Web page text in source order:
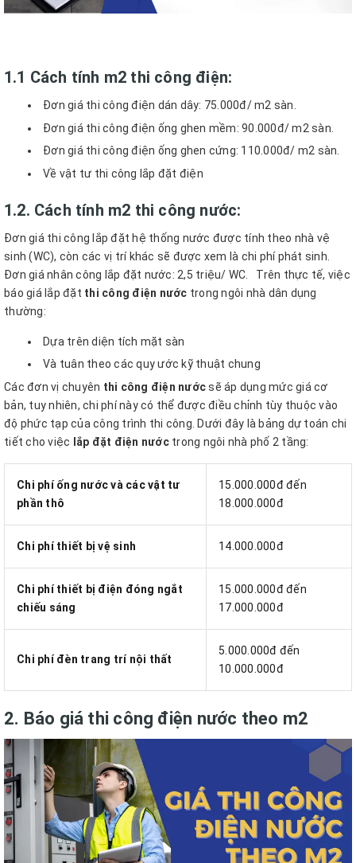
1.1 Cách tính m2 thi công điện:
Đơn giá thi công điện dán dây: 75.000đ/ m2 sàn.
Đơn giá thi công điện ống ghen mềm: 90.000đ/ m2 sàn.
Đơn giá thi công điện ống ghen cứng: 110.000đ/ m2 sàn.
Về vật tư thi công lắp đặt điện
1.2. Cách tính m2 thi công nước:
Đơn giá thi công lắp đặt hệ thống nước được tính theo nhà vệ
sinh (WC), còn các vị trí khác sẽ được xem là chi phí phát sinh.
Đơn giá nhân công lắp đặt nước: 2,5 triệu/ WC. Trên thực tế, việc
báo giá lắp đặt thi công điện nước trong ngôi nhà dân dụng
thường:
Dựa trên diện tích mặt sàn
Và tuân theo các quy ước kỹ thuật chung
Các đơn vị chuyên thi công điện nướcsẽ áp dụng mức giá cơ
bản, tuy nhiên, chi phí này có thể được điều chỉnh tùy thuộc vào
độ phức tạp của công trình thi công. Dưới đây là bảng dự toán chi
tiết cho việc
lắp đặt điện nướctrong ngôi nhà phố 2 tầng:
Chi phí ống nước và các vật tư
phần thô
15.000.000đ đến
18.000.000đ
Chi phí thiết bị vệ sinh 14.000.000đ
Chi phí thiết bị điện đóng ngắt
chiếu sáng
15.000.000đ đến
17.000.000đ
Chi phí đèn trang trí nội thất
5.000.000đ đến
10.000.000đ
2. Báo giá thi công điện nước theo m2